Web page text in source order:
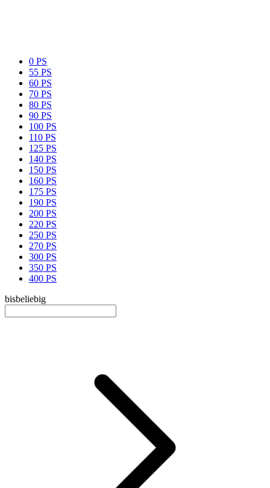
0 PS
55 PS
60 PS
70 PS
80 PS
90 PS
100 PS
110 PS
125 PS
140 PS
150 PS
160 PS
175 PS
190 PS
200 PS
220 PS
250 PS
270 PS
300 PS
350 PS
400 PS
bisbeliebig